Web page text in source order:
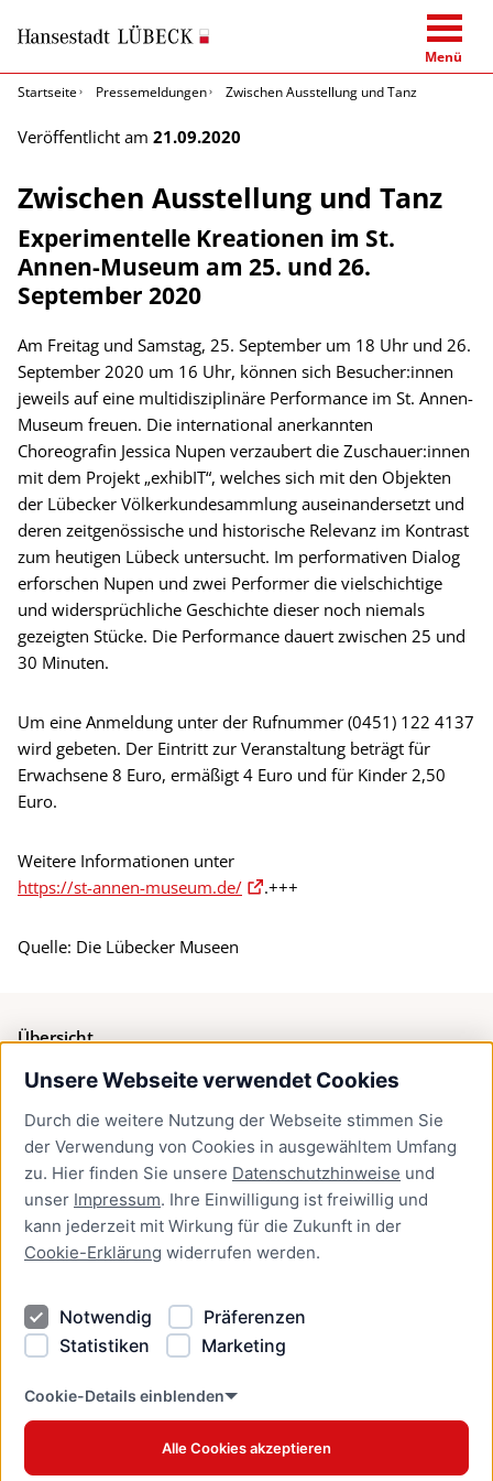
Unsere Webseite verwendet Cookies
Durch die weitere Nutzung der Webseite stimmen Sie
der Verwendung von Cookies in ausgewähltem Umfang
zu. Hier finden Sie unsere Datenschutzhinweise und
unser Impressum. Ihre Einwilligung ist freiwillig und
kann jederzeit mit Wirkung für die Zukunft in der
Cookie-Erklärung widerrufen werden.
Notwendig
Präferenzen
Statistiken
Marketing
Cookie-Details einblenden
Alle Cookies akzeptieren
Menü
Startseite
Pressemeldungen Zwischen Ausstellung und Tanz
Veröffentlicht am 21.09.2020
Zwischen Ausstellung und Tanz
Experimentelle Kreationen im St.
Annen-Museum am 25. und 26.
September 2020
Am Freitag und Samstag, 25. September um 18 Uhr und 26.
September 2020 um 16 Uhr, können sich Besucher:innen
jeweils auf eine multidisziplinäre Performance im St. Annen-
Museum freuen. Die international anerkannten
Choreografin Jessica Nupen verzaubert die Zuschauer:innen
mit dem Projekt „exhibIT“, welches sich mit den Objekten
der Lübecker Völkerkundesammlung auseinandersetzt und
deren zeitgenössische und historische Relevanz im Kontrast
zum heutigen Lübeck untersucht. Im performativen Dialog
erforschen Nupen und zwei Performer die vielschichtige
und widersprüchliche Geschichte dieser noch niemals
gezeigten Stücke. Die Performance dauert zwischen 25 und
30 Minuten.
Um eine Anmeldung unter der Rufnummer (0451) 122 4137
wird gebeten. Der Eintritt zur Veranstaltung beträgt für
Erwachsene 8 Euro, ermäßigt 4 Euro und für Kinder 2,50
Euro.
Weitere Informationen unter
https://st-annen-museum.de/
.+++
Quelle: Die Lübecker Museen
Übersicht
Bürgerservice
Presse
Newsletter Lübeck:kompakt
Kontakt
Kontakt
Datenschutzhinweise
Barrierefreiheit
Cookie Erklärung
www.luebeck.de